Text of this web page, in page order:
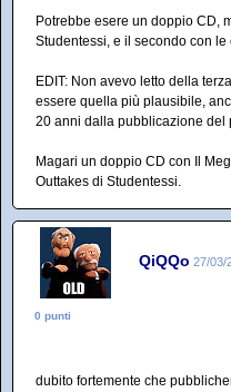
Potrebbe esere un doppio CD,
Studentessi, e il secondo con
EDIT: Non avevo letto della
essere quella più plausibile,
20 anni dalla pubblicazione del
Magari un doppio CD con Il
Outtakes di Studentessi.
QiQQo 27/03/
0 punti
dubito fortemente che